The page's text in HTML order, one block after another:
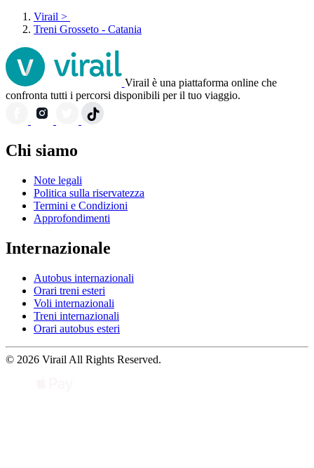
Virail >
Treni Grosseto - Catania
Virail è una piattaforma online che
confronta tutti i percorsi disponibili per il tuo viaggio.
Chi siamo
Note legali
Politica sulla riservatezza
Termini e Condizioni
Approfondimenti
Internazionale
Autobus internazionali
Orari treni esteri
Voli internazionali
Treni internazionali
Orari autobus esteri
© 2026 Virail All Rights Reserved.